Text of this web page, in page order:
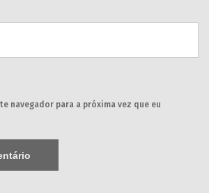
navegador para a próxima vez que eu